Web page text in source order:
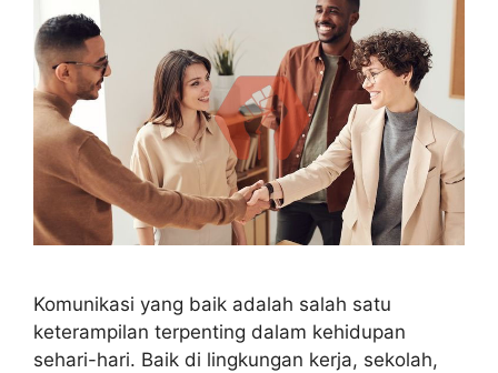
Komunikasi yang baik adalah salah satu
keterampilan terpenting dalam kehidupan
sehari-hari. Baik di lingkungan kerja, sekolah,